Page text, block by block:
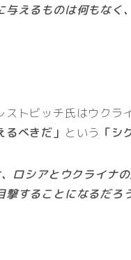
えるものは何もなく
トビッチ氏はウクラ
べきだ」 という 「シ
ロシアとウクライナ
することになるだろ